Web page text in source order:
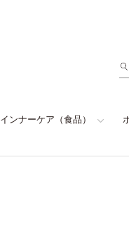
インナーケア（食品）